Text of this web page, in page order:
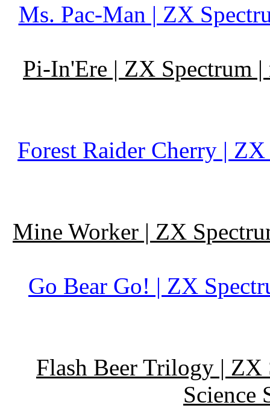
Ms. Pac-Man | ZX
Pi-In'Ere | ZX Spectrum
Forest Raider Cherry |
Mine Worker | ZX
Go Bear Go! | ZX
Flash Beer Trilogy | ZX
Science